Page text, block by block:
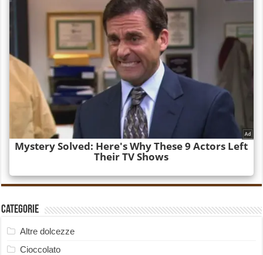
Categorie
Altre dolcezze
Cioccolato